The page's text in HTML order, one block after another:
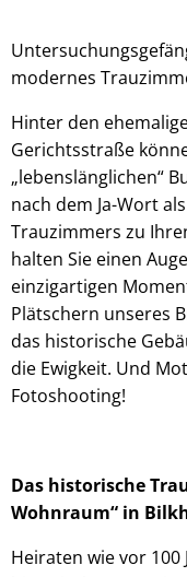
modernes
Hinter den
Gerichtsstraße
„lebenslänglichen“
nach dem Ja-Wort
Trauzimmers zu
halten Sie einen
einzigartigen
Plätschern unseres
das historische
die Ewigkeit. Und
Fotoshooting!
Das historische
Wohnraum“ in
Heiraten wie vor